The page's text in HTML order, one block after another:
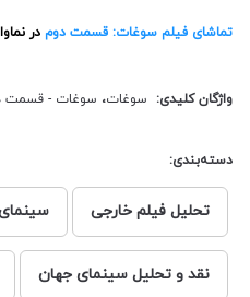
تماشای فیلم سوغات: قسمت دوم در نماوا
واژگان کلیدی: سوغات، سوغات - قسمت
دسته‌بندی:
تحلیل فیلم خارجی
نقد و تحلیل سینمای جهان